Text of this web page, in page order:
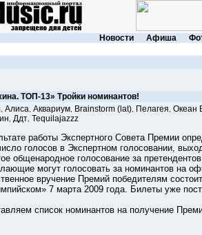
Новости Афиша
ТОП-13» Тройки номинантов!
Алиса Аквариум Brainstorm (lat) Пелагея Океан
Ддт Tequilajazzz
работы Экспертного Совета Премии
голосов в Экспертном голосовании,
голосование за претендентов
могут голосовать за номинантов на
вручение Премий победителям
7 марта 2009 года. Билеты уже
список номинантов на получение